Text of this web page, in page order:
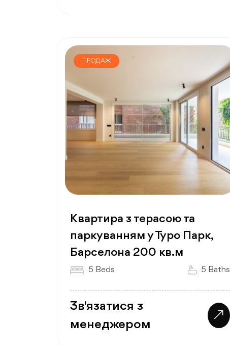
ПРОДАЖ
Квартира з терасою та
паркуванням у Туро Парк,
Барселона 200 кв.м
5 Beds 5 Baths
Зв'язатися з
менеджером